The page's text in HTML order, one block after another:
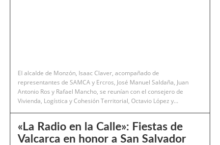
El alcalde de Monzón, Isaac Claver, acompañado de
representantes de SAMCA y Ercros, José Manuel Saldaña, Juan
Antonio Ros y Rafael Mancho, se reunían con el consejero de
Vivienda, Logística y Cohesión Territorial, Octavio López y...
«La Radio en la Calle»: Fiestas de
Valcarca en honor a San Salvador